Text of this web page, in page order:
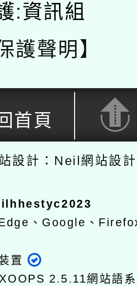
:資訊組
護聲明】
首頁
設計：Neil網站設
、Google、
置
2.5.11網站語